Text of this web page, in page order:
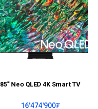
85" Neo QLED 4K Smart TV
16'474'900₮